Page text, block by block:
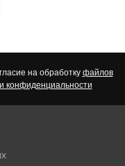
на обработку файлов
конфиденциальности